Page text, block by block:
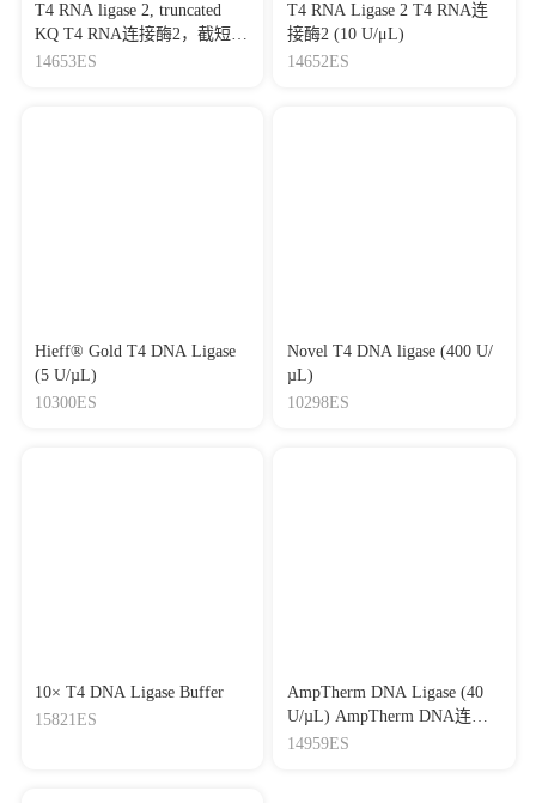
T4 RNA ligase 2, truncated
KQ T4 RNA连接酶2，截短型
KQ (200 U/μL)
14653ES
T4 RNA Ligase 2 T4 RNA连
接酶2 (10 U/μL)
14652ES
Hieff® Gold T4 DNA Ligase
(5 U/µL)
10300ES
Novel T4 DNA ligase (400 U/
µL)
10298ES
10× T4 DNA Ligase Buffer
15821ES
AmpTherm DNA Ligase (40
U/µL) AmpTherm DNA连接
酶 (40 U/µL)
14959ES